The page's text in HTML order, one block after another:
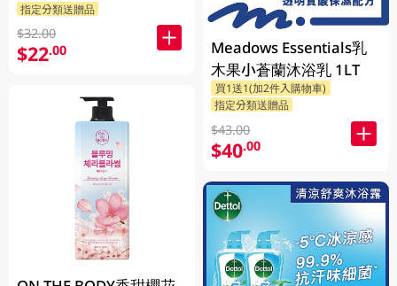
指定分類送贈品
$32.00
$22.00
Meadows Essentials乳
木果小蒼蘭沐浴乳 1LT
買1送1(加2件入購物車)
指定分類送贈品
$43.00
$40.00